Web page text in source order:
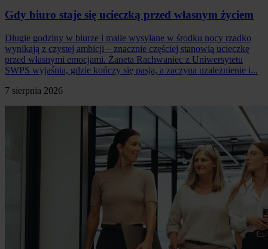
Gdy biuro staje się ucieczką przed własnym życiem
Długie godziny w biurze i maile wysyłane w środku nocy rzadko
wynikają z czystej ambicji – znacznie częściej stanowią ucieczkę
przed własnymi emocjami. Żaneta Rachwaniec z Uniwersytetu
SWPS wyjaśnia, gdzie kończy się pasja, a zaczyna uzależnienie i...
7 sierpnia 2026